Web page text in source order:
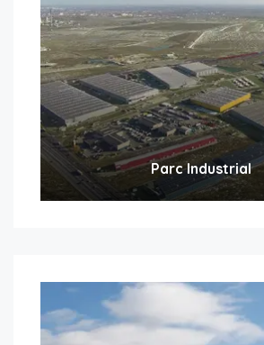
Parc Industrial